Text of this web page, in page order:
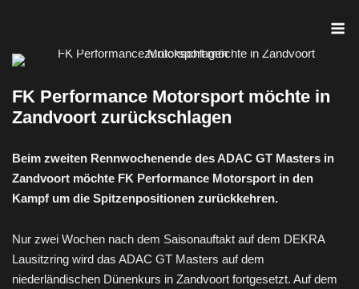
FK Performance Motorsport möchte in
Zandvoort zurückschlagen
Beim zweiten Rennwochenende des ADAC GT Masters in
Zandvoort möchte FK Performance Motorsport in den
Kampf um die Spitzenpositionen zurückkehren.
Nur zwei Wochen nach dem Saisonauftakt auf dem DEKRA
Lausitzring wird das ADAC GT Masters auf dem
niederländischen Dünenkurs in Zandvoort fortgesetzt. Auf dem